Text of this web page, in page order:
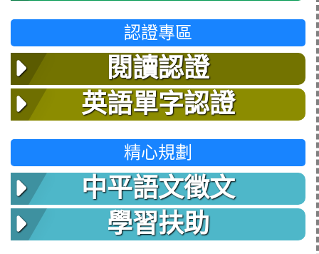
認證專區
閱讀認證
英語單字認證
精心規劃
中平語文徵文
學習扶助